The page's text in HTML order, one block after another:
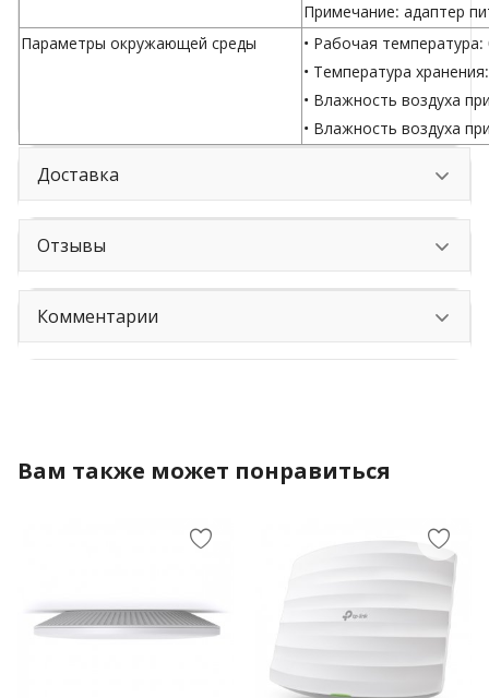
Примечание: адаптер
Параметры окружающей среды
• Рабочая температура:
• Температура
• Влажность воздуха
• Влажность воздуха
Доставка
Отзывы
Комментарии
Вам также может понравиться